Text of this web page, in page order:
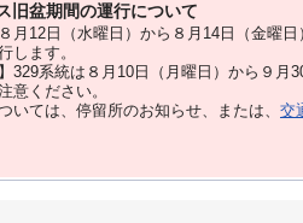
旧盆期間の運行について
⽉12⽇（水曜日）から８⽉14⽇（金曜
します。
系統は８月10日（月曜日）から９月
意ください。
いては、停留所のお知らせ、または、 交